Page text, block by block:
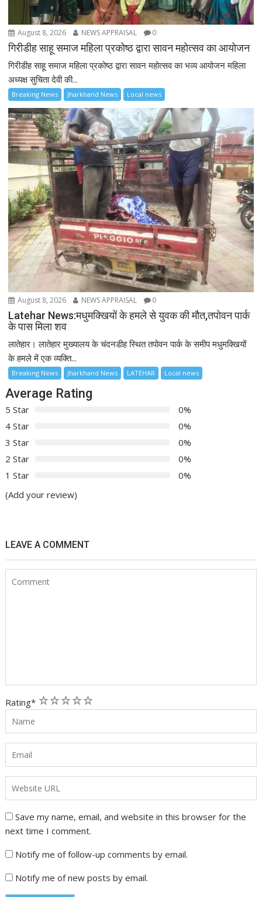
August 8, 2026 NEWS APPRAISAL 0
गिरीडीह साहू समाज महिला प्रकोष्ठ द्वारा सावन महोत्सव का आयोजन
गिरीडीह साहू समाज महिला प्रकोष्ठ द्वारा सावन महोत्सव का भव्य आयोजन महिला
अध्यक्ष सुचिता देवी की...
Breaking News Jharkhand News Local news
August 8, 2026 NEWS APPRAISAL 0
Latehar News:मधुमक्खियों के हमले से युवक की मौत,तपोवन पार्क
के पास मिला शव
लातेहार। लातेहार मुख्यालय के चंदनडीह स्थित तपोवन पार्क के समीप मधुमक्खियों
के हमले में एक व्यक्ति...
Breaking News Jharkhand News LATEHAR Local news
Average Rating
5 Star
0%
4 Star
0%
3 Star
0%
2 Star
0%
1 Star
0%
(Add your review)
LEAVE A COMMENT
Rating* 5
4
3
2
1
Save my name, email, and website in this browser for the
next time I comment.
Notify me of follow-up comments by email.
Notify me of new posts by email.